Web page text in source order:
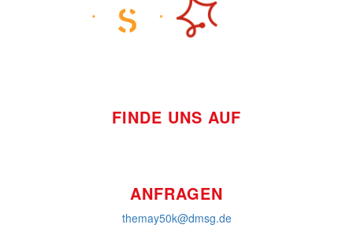
FINDE UNS AUF
ANFRAGEN
themay50k@dmsg.de